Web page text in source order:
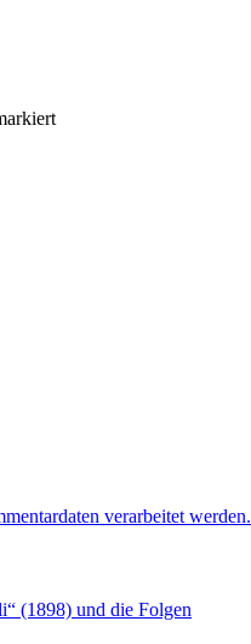
verarbeitet werden.
(1898) und die Folgen